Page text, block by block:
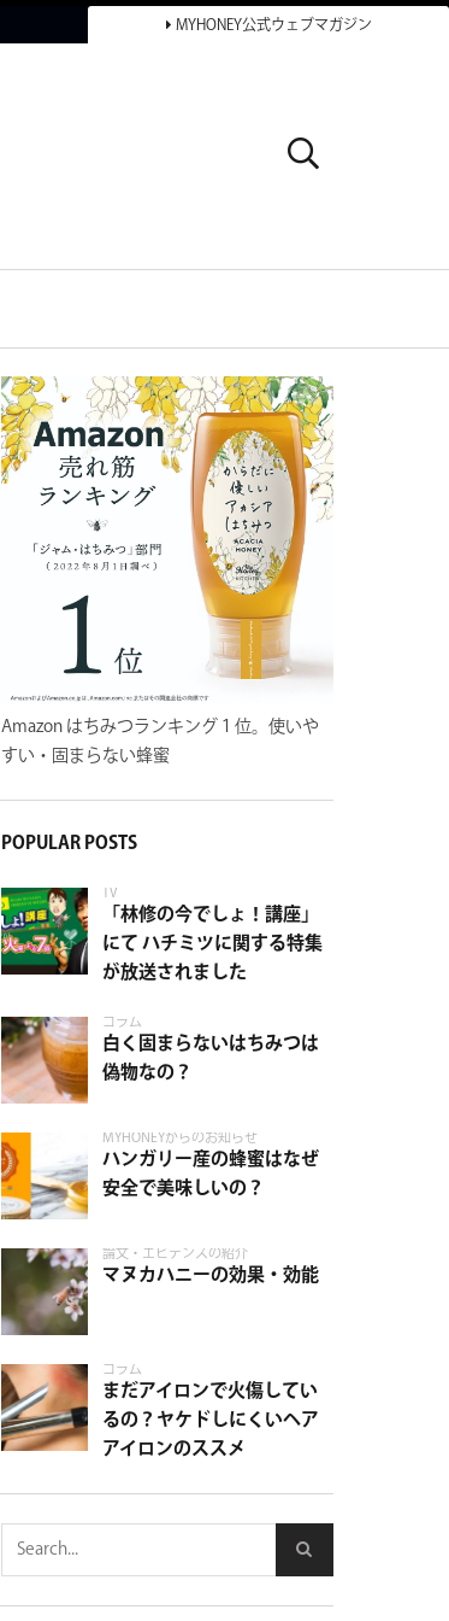
MYHONEY公式ウェブマガジン
Amazon はちみつランキング１位。使いや
すい・固まらない蜂蜜
POPULAR POSTS
TV
「林修の今でしょ！講座」
にて ハチミツに関する特集
が放送されました
コラム
白く固まらないはちみつは
偽物なの？
MYHONEYからのお知らせ
ハンガリー産の蜂蜜はなぜ
安全で美味しいの？
論文・エビデンスの紹介
マヌカハニーの効果・効能
コラム
まだアイロンで火傷してい
るの？ヤケドしにくいヘア
アイロンのススメ